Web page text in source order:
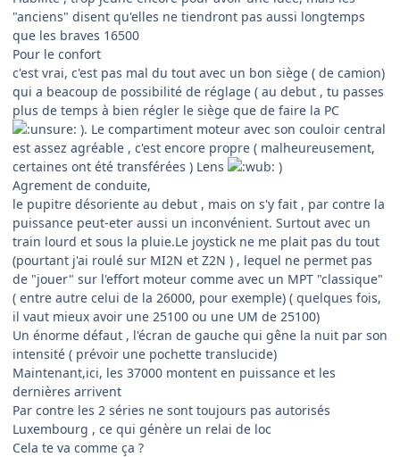
"anciens" disent qu'elles ne tiendront pas aussi longtemps
que les braves 16500
Pour le confort
c'est vrai, c'est pas mal du tout avec un bon siège ( de camion)
qui a beacoup de possibilité de réglage ( au debut , tu passes
plus de temps à bien régler le siège que de faire la PC
). Le compartiment moteur avec son couloir central
est assez agréable , c'est encore propre ( malheureusement,
certaines ont été transférées ) Lens
)
Agrement de conduite,
le pupitre désoriente au debut , mais on s'y fait , par contre la
puissance peut-eter aussi un inconvénient. Surtout avec un
train lourd et sous la pluie.Le joystick ne me plait pas du tout
(pourtant j'ai roulé sur MI2N et Z2N ) , lequel ne permet pas
de "jouer" sur l'effort moteur comme avec un MPT "classique"
( entre autre celui de la 26000, pour exemple) ( quelques fois,
il vaut mieux avoir une 25100 ou une UM de 25100)
Un énorme défaut , l'écran de gauche qui gêne la nuit par son
intensité ( prévoir une pochette translucide)
Maintenant,ici, les 37000 montent en puissance et les
dernières arrivent
Par contre les 2 séries ne sont toujours pas autorisés
Luxembourg , ce qui génère un relai de loc
Cela te va comme ça ?